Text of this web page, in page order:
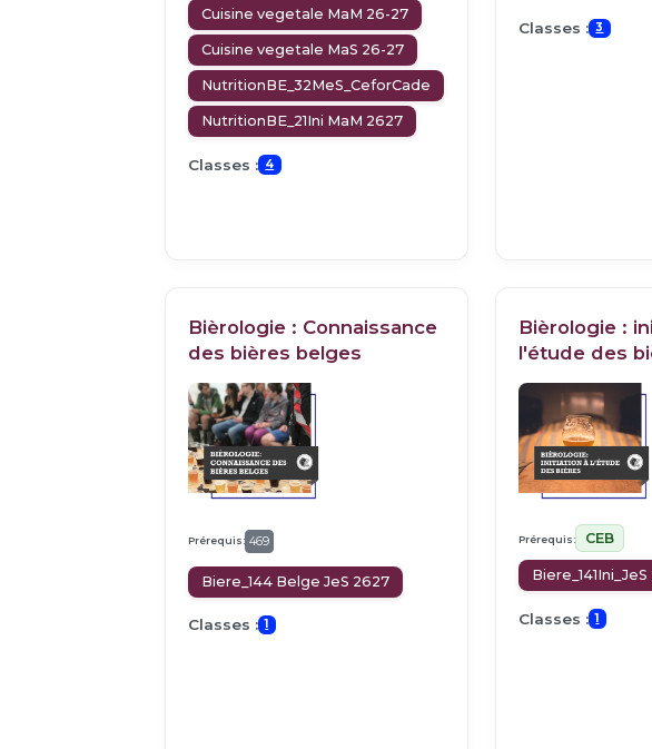
Cuisine vegetale MaM 26-27
Cuisine vegetale MaS 26-27
NutritionBE_32MeS_CeforCade
NutritionBE_21Ini MaM 2627
Classes : 4
Classes : 3
Bièrologie : Connaissance
des bières belges
Prérequis: 469
Biere_144 Belge JeS 2627
Classes : 1
Bièrologie :
l'étude des
Prérequis: CEB
Classes : 1